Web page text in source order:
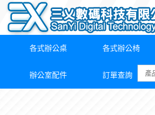
各式辦公桌 各式辦公椅
辦公室配件 訂單查詢